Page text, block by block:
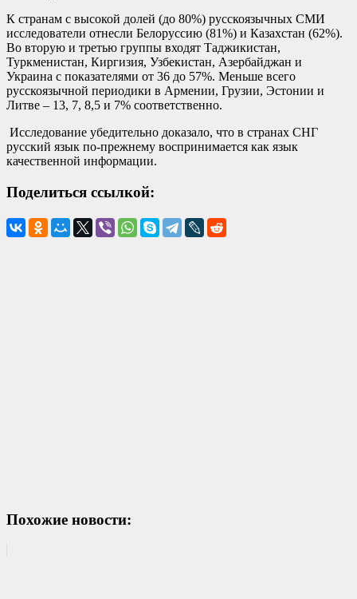
К странам с высокой долей (до 80%) русскоязычных СМИ
исследователи отнесли Белоруссию (81%) и Казахстан (62%).
Во вторую и третью группы входят Таджикистан,
Туркменистан, Киргизия, Узбекистан, Азербайджан и
Украина с показателями от 36 до 57%. Меньше всего
русскоязычной периодики в Армении, Грузии, Эстонии и
Литве – 13, 7, 8,5 и 7% соответственно.
Исследование убедительно доказало, что в странах СНГ
русский язык по-прежнему воспринимается как язык
качественной информации.
Поделиться ссылкой:
Похожие новости: